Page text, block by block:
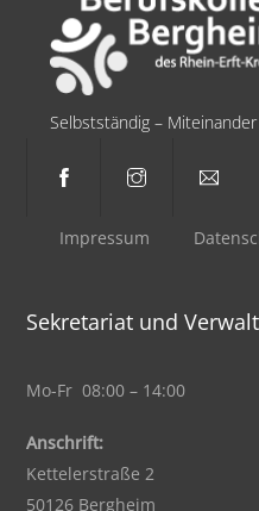
Selbstständig –
Impressum
Sekretariat und
Mo-Fr 08:00 – 14:00
Anschrift:
Kettelerstraße 2
50126 Bergheim